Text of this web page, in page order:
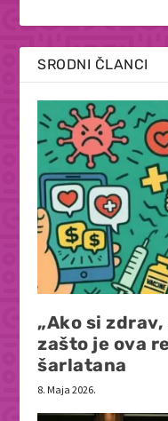
SRODNI ČLANCI
„Ako si
zašto je ova
šarlatana
8. Maja 2026.